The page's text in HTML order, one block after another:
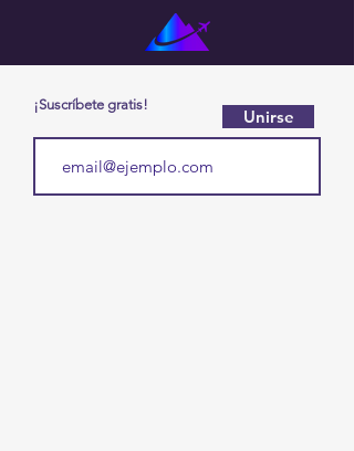
¡Suscríbete gratis!
Unirse